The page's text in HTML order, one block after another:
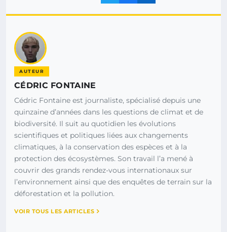
AUTEUR
CÉDRIC FONTAINE
Cédric Fontaine est journaliste, spécialisé depuis une
quinzaine d’années dans les questions de climat et de
biodiversité. Il suit au quotidien les évolutions
scientifiques et politiques liées aux changements
climatiques, à la conservation des espèces et à la
protection des écosystèmes. Son travail l’a mené à
couvrir des grands rendez-vous internationaux sur
l’environnement ainsi que des enquêtes de terrain sur la
déforestation et la pollution.
VOIR TOUS LES ARTICLES